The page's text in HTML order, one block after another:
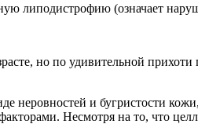
липодистрофию (означает
но по удивительной
неровностей и бугристости
Несмотря на то, что